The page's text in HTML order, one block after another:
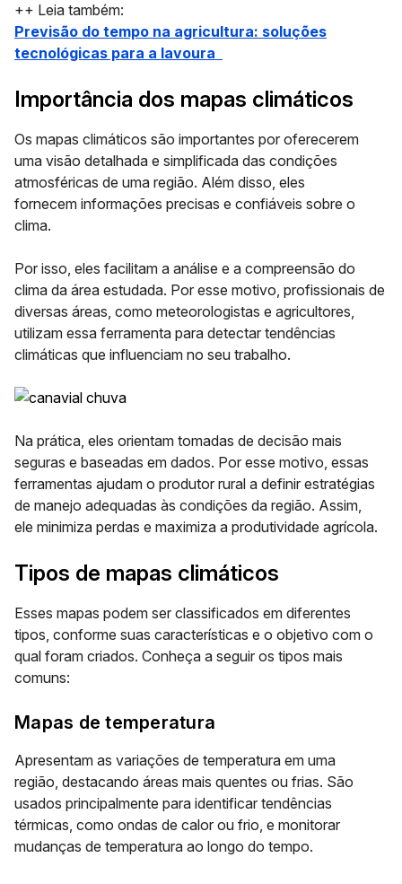
++ Leia também:
Previsão do tempo na agricultura: soluções
tecnológicas para a lavoura
Importância dos mapas climáticos
Os mapas climáticos são importantes por oferecerem
uma visão detalhada e simplificada das condições
atmosféricas de uma região. Além disso, eles
fornecem informações precisas e confiáveis sobre o
clima.
Por isso, eles facilitam a análise e a compreensão do
clima da área estudada. Por esse motivo, profissionais de
diversas áreas, como meteorologistas e agricultores,
utilizam essa ferramenta para detectar tendências
climáticas que influenciam no seu trabalho.
Na prática, eles orientam tomadas de decisão mais
seguras e baseadas em dados. Por esse motivo, essas
ferramentas ajudam o produtor rural a definir estratégias
de manejo adequadas às condições da região. Assim,
ele minimiza perdas e maximiza a produtividade agrícola.
Tipos de mapas climáticos
Esses mapas podem ser classificados em diferentes
tipos, conforme suas características e o objetivo com o
qual foram criados. Conheça a seguir os tipos mais
comuns:
Mapas de temperatura
Apresentam as variações de temperatura em uma
região, destacando áreas mais quentes ou frias. São
usados principalmente para identificar tendências
térmicas, como ondas de calor ou frio, e monitorar
mudanças de temperatura ao longo do tempo.